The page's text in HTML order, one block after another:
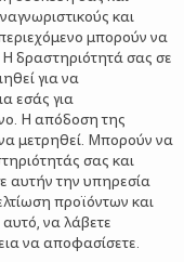
και
μπορούν να
δραστηριότητά σας σε
για να
εσάς για
Η απόδοση της
μετρηθεί. Μπορούν να
σας και
αυτήν την υπηρεσία
προϊόντων και
να λάβετε
να αποφασίσετε.